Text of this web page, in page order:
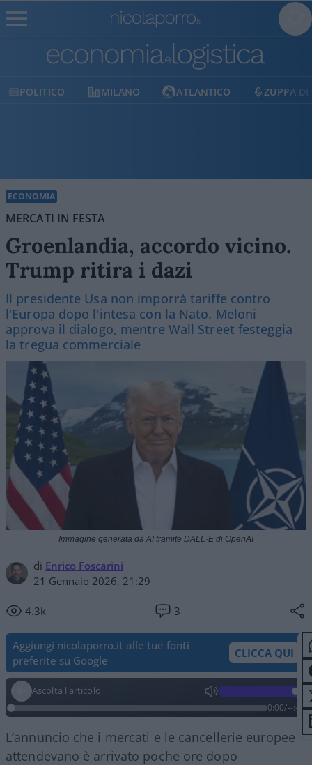
MILANO ATLANTICO ZUPPA DI PORRO
ECONOMIA
MERCATI IN FESTA
Groenlandia, accordo vicino.
Trump ritira i dazi
Il presidente Usa non imporrà tariffe contro
l'Europa dopo l'intesa con la Nato. Meloni
approva il dialogo, mentre Wall Street festeggia
la tregua commerciale
di Enrico Foscarini
21 Gennaio 2026, 21:29
4.3k 3
Immagine generata da AI tramite DALL·E di OpenAI
Aggiungi nicolaporro.it alle tue fonti
preferite su Google
CLICCA QUI
Ascolta l'articolo
0:00/--:--
L’annuncio che i mercati e le cancellerie europee
attendevano è arrivato poche ore dopo